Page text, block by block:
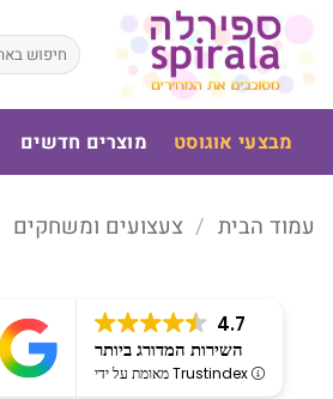
דלג
לתוכן
חיפוש
עבור:
מבצעי אוגוסט מוצרים חדשים
עמוד הבית / צעצועים ומשחקים
4.7
השירות המדורג ביותר
מאומת על ידי Trustindex